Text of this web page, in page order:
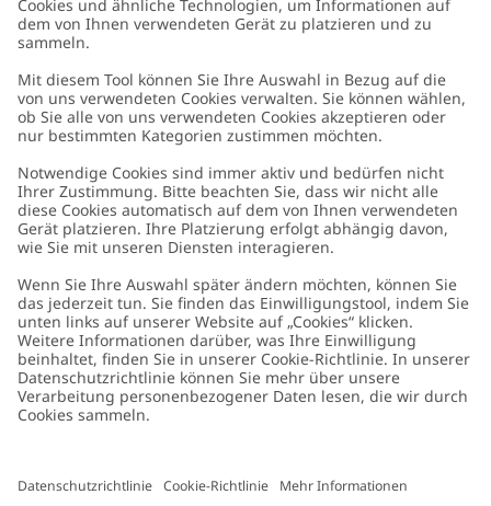
Kundenservice
Kontaktieren Sie uns
FAQ
Barrierefreiheit
Datenschutzrichtlinie
Cookie-Richtlinie
Über uns
Über Newbie
Nachhaltigkeit
Impressum
Presse
Germany Standort ändern
Cookies